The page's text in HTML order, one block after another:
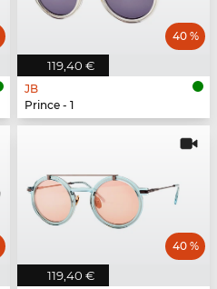
119,40 €
40 %
JB
Prince - 1
119,40 €
40 %